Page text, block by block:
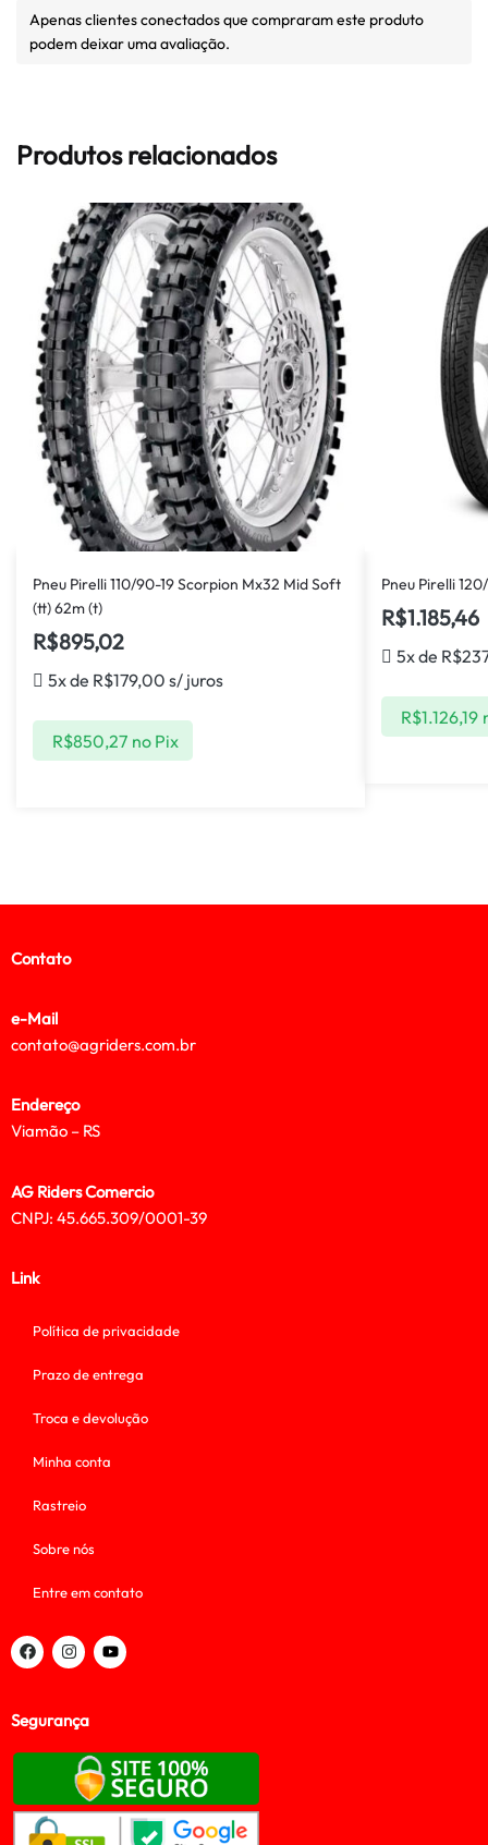
Apenas clientes conectados que compraram este produto
podem deixar uma avaliação.
Produtos relacionados
Pneu Pirelli 110/90-19 Scorpion Mx32 Mid Soft
(tt) 62m (t)
R$895,02
5x de R$179,00 s/ juros
R$850,27 no Pix
Pneu Pirelli
R$1.185,46
5x de R$
R$1.126,19
Contato
e-Mail
contato@agriders.com.br
Endereço
Viamão – RS
AG Riders Comercio
CNPJ: 45.665.309/0001-39
Link
Política de privacidade
Prazo de entrega
Troca e devolução
Minha conta
Rastreio
Sobre nós
Entre em contato
Segurança